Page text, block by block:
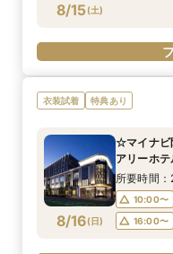
8/15(土)
衣装試着 特典あり
8/16(日)
☆マイナビ
アリーホ
所要時間
10:00〜
16:00〜